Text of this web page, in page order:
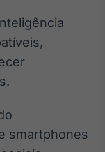
smartphones